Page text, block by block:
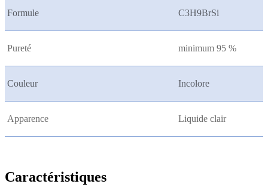
Formule C3H9BrSi
Pureté minimum 95 %
Couleur Incolore
Apparence Liquide clair
Caractéristiques